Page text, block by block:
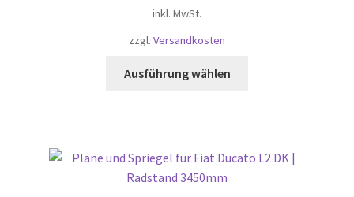
inkl. MwSt.
zzgl. Versandkosten
Ausführung wählen
auf.